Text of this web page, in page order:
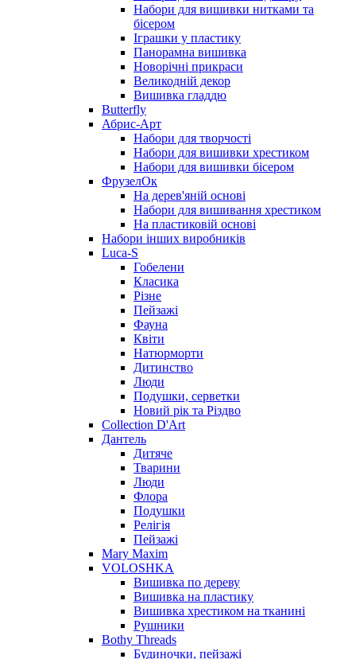
Набори для вишивки нитками та
бісером
Іграшки у пластику
Панорамна вишивка
Новорічні прикраси
Великодній декор
Вишивка гладдю
Butterfly
Абрис-Арт
Набори для творчості
Набори для вишивки хрестиком
Набори для вишивки бісером
ФрузелОк
На дерев'яній основі
Набори для вишивання хрестиком
На пластиковій основі
Набори інших виробників
Luca-S
Гобелени
Класика
Різне
Пейзажі
Фауна
Квіти
Натюрморти
Дитинство
Люди
Подушки, серветки
Новий рік та Різдво
Collection D'Art
Дантель
Дитяче
Тварини
Люди
Флора
Подушки
Релігія
Пейзажі
Mary Maxim
VOLOSHKA
Вишивка по дереву
Вишивка на пластику
Вишивка хрестиком на тканині
Рушники
Bothy Threads
Будиночки, пейзажі